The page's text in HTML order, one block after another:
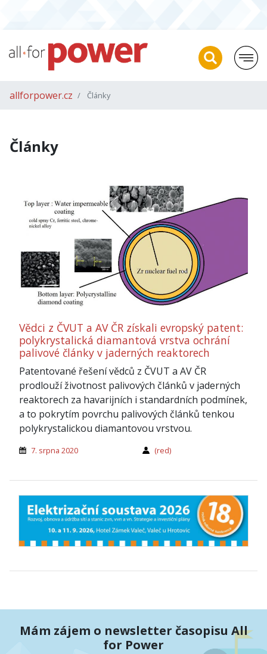
allforpower.cz Články
Články
Vědci z ČVUT a AV ČR získali evropský patent:
polykrystalická diamantová vrstva ochrání
palivové články v jaderných reaktorech
Patentované řešení vědců z ČVUT a AV ČR
prodlouží životnost palivových článků v jaderných
reaktorech za havarijních i standardních podmínek,
a to pokrytím povrchu palivových článků tenkou
polykrystalickou diamantovou vrstvou.
7. srpna 2020 (red)
Mám zájem o newsletter časopisu All
for Power